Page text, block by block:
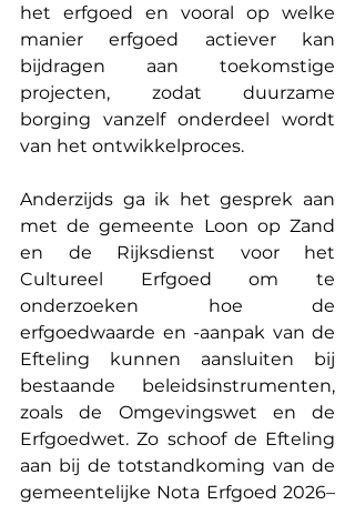
het erfgoed en vooral op welke
manier erfgoed actiever kan
bijdragen aan toekomstige
projecten, zodat duurzame
borging vanzelf onderdeel wordt
van het ontwikkelproces.
Anderzijds ga ik het gesprek aan
met de gemeente Loon op Zand
en de Rijksdienst voor het
Cultureel Erfgoed om te
onderzoeken hoe de
erfgoedwaarde en -aanpak van de
Efteling kunnen aansluiten bij
bestaande beleidsinstrumenten,
zoals de Omgevingswet en de
Erfgoedwet. Zo schoof de Efteling
aan bij de totstandkoming van de
gemeentelijke Nota Erfgoed 2026–